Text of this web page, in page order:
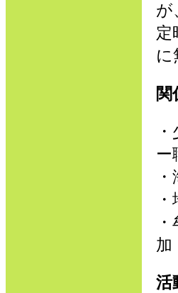
が
定
に
関
ー
加
活